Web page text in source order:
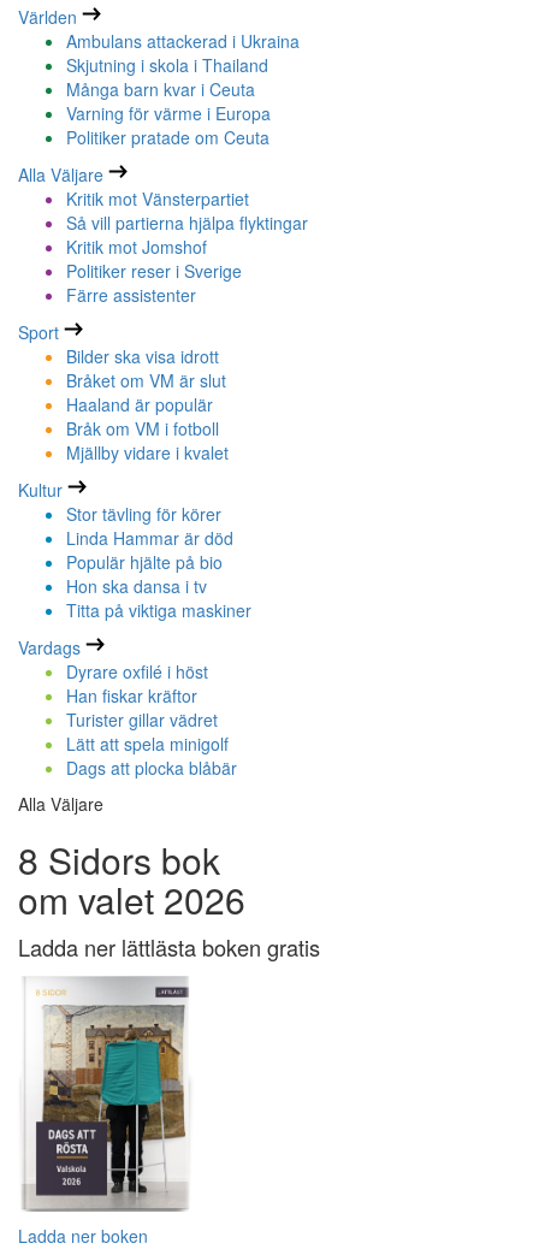
Världen
Ambulans attackerad i Ukraina
Skjutning i skola i Thailand
Många barn kvar i Ceuta
Varning för värme i Europa
Politiker pratade om Ceuta
Alla Väljare
Kritik mot Vänsterpartiet
Så vill partierna hjälpa flyktingar
Kritik mot Jomshof
Politiker reser i Sverige
Färre assistenter
Sport
Bilder ska visa idrott
Bråket om VM är slut
Haaland är populär
Bråk om VM i fotboll
Mjällby vidare i kvalet
Kultur
Stor tävling för körer
Linda Hammar är död
Populär hjälte på bio
Hon ska dansa i tv
Titta på viktiga maskiner
Vardags
Dyrare oxfilé i höst
Han fiskar kräftor
Turister gillar vädret
Lätt att spela minigolf
Dags att plocka blåbär
Alla Väljare
8 Sidors bok
om valet 2026
Ladda ner lättlästa boken gratis
Ladda ner boken